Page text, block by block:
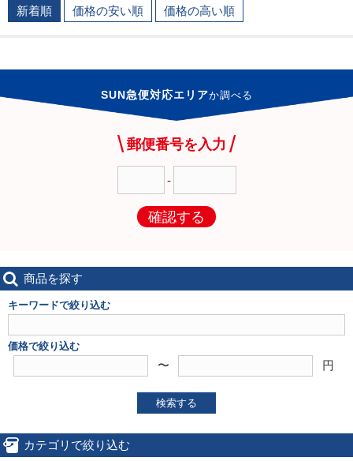
新着順
価格の安い順 価格の高い順
SUN急便対応エリアか調べる
郵便番号を入力
-
確認する
商品を探す
キーワードで絞り込む
価格で絞り込む
〜 円
検索する
カテゴリで絞り込む